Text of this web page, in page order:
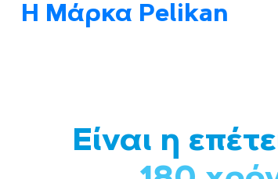
Η Μάρκα Pelikan
Είναι η